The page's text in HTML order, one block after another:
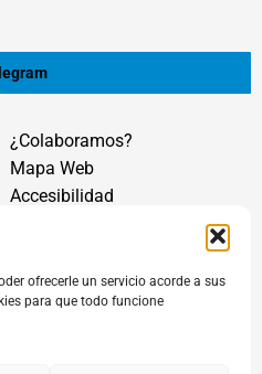
ofrecerle un servicio acorde a sus
para que todo funcione
¿Colaboramos?
Mapa Web
Accesibilidad
de Tenerife. Islas Canarias.